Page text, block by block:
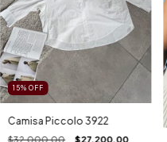
15% OFF
Camisa Piccolo 3922
$32.000,00 $27.200,00